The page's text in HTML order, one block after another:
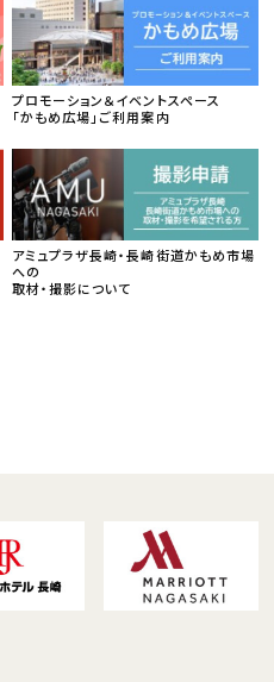
プロモーション＆イベントスペース
「かもめ広場」ご利用案内
アミュプラザ長崎・長崎街道かもめ市場
への
取材・撮影について